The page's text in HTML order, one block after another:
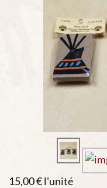
15,00 €l'unité